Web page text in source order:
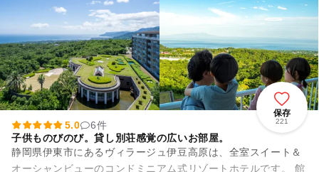
保存
221
5.0
6件
子供ものびのび。貸し別荘感覚の広いお部屋。
静岡県伊東市にあるヴィラージュ伊豆高原は、全室スイート＆
オーシャンビューのコンドミニアム式リゾートホテルです。 館